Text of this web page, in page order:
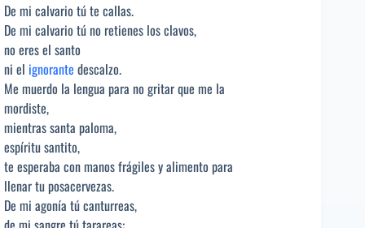
De mi calvario tú te callas.
De mi calvario tú no retienes los clavos,
no eres el santo
ni el ignorante descalzo.
Me muerdo la lengua para no gritar que me la
mordiste,
mientras santa paloma,
espíritu santito,
te esperaba con manos frágiles y alimento para
llenar tu posacervezas.
De mi agonía tú canturreas,